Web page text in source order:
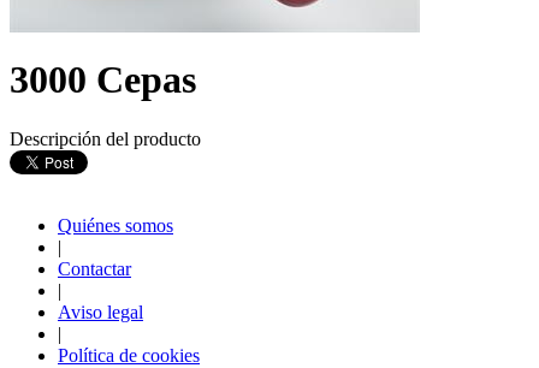
3000 Cepas
Descripción del producto
Quiénes somos
|
Contactar
|
Aviso legal
|
Política de cookies